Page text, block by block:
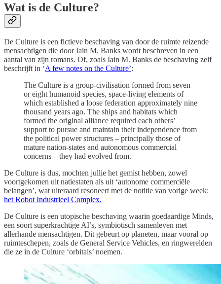
Wat is de Culture?
De Culture is een fictieve beschaving van door de ruimte reizende
mensachtigen die door Iain M. Banks wordt beschreven in een
aantal van zijn romans. Of, zoals Iain M. Banks de beschaving zelf
beschrijft in ‘A few notes on the Culture’:
The Culture is a group-civilisation formed from seven
or eight humanoid species, space-living elements of
which established a loose federation approximately nine
thousand years ago. The ships and habitats which
formed the original alliance required each others’
support to pursue and maintain their independence from
the political power structures – principally those of
mature nation-states and autonomous commercial
concerns – they had evolved from.
De Culture is dus, mochten jullie het gemist hebben, zowel
voortgekomen uit natiestaten als uit ‘autonome commerciële
belangen’, wat uiteraard resoneert met de notitie van vorige week:
het Robot Industrieel Complex.
De Culture is een utopische beschaving waarin goedaardige Minds,
een soort superkrachtige AI’s, symbiotisch samenleven met
allerhande mensachtigen. Dit gebeurt op planeten, maar vooral op
ruimteschepen, zoals de General Service Vehicles, en ringwerelden
die ze in de Culture ‘orbitals’ noemen.